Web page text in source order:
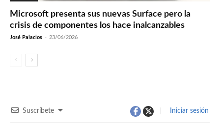
Microsoft presenta sus nuevas Surface pero la
crisis de componentes los hace inalcanzables
José Palacios - 23/06/2026
Suscríbete Iniciar sesión